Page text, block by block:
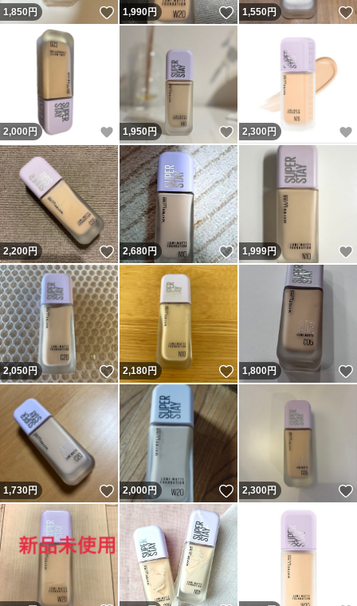
1,850円 いいね！
1,990円 いいね！
1,550円
2,000 円 いいね！
1,950円 いいね！
2,300 円
2,200円 いいね！
2,680円 いいね！
1,999円
2,050円 いいね！
2,180円 いいね！
1,800円
1,730円 いいね！
2,000円 いいね！
2,300円